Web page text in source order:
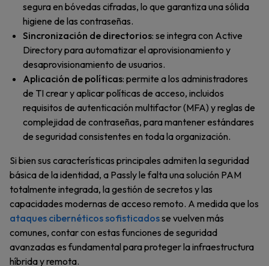
segura en bóvedas cifradas, lo que garantiza una sólida
higiene de las contraseñas.
Sincronización de directorios: se integra con Active
Directory para automatizar el aprovisionamiento y
desaprovisionamiento de usuarios.
Aplicación de políticas: permite a los administradores
de TI crear y aplicar políticas de acceso, incluidos
requisitos de autenticación multifactor (MFA) y reglas de
complejidad de contraseñas, para mantener estándares
de seguridad consistentes en toda la organización.
Si bien sus características principales admiten la seguridad
básica de la identidad, a Passly le falta una solución PAM
totalmente integrada, la gestión de secretos y las
capacidades modernas de acceso remoto. A medida que los
ataques cibernéticos sofisticadosse vuelven más
comunes, contar con estas funciones de seguridad
avanzadas es fundamental para proteger la infraestructura
híbrida y remota.